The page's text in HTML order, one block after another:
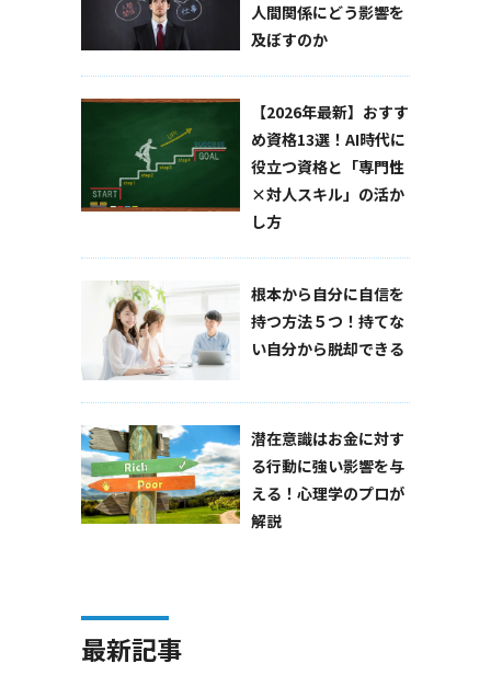
人間関係にどう影響を
及ぼすのか
【2026年最新】おすす
め資格13選！AI時代に
役立つ資格と「専門性
×対人スキル」の活か
し方
根本から自分に自信を
持つ方法５つ！持てな
い自分から脱却できる
潜在意識はお金に対す
る行動に強い影響を与
える！心理学のプロが
解説
最新記事